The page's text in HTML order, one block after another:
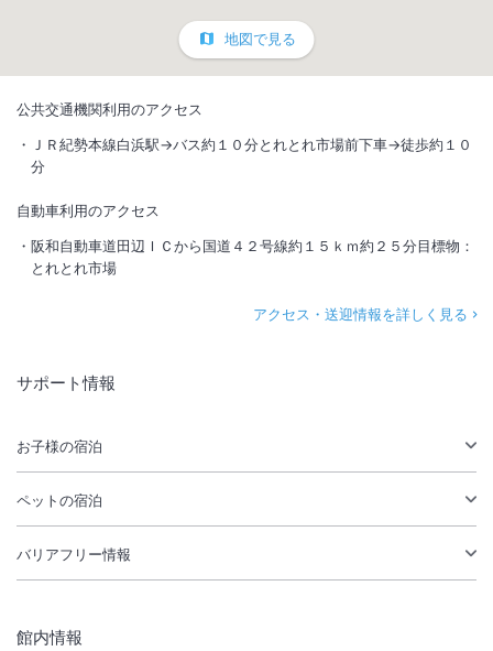
地図で見る
公共交通機関利用のアクセス
ＪＲ紀勢本線白浜駅→バス約１０分とれとれ市場前下車→徒歩約１０
分
自動車利用のアクセス
阪和自動車道田辺ＩＣから国道４２号線約１５ｋｍ約２５分目標物：
とれとれ市場
アクセス・送迎情報を詳しく見る
サポート情報
お子様の宿泊
ペットの宿泊
バリアフリー情報
館内情報